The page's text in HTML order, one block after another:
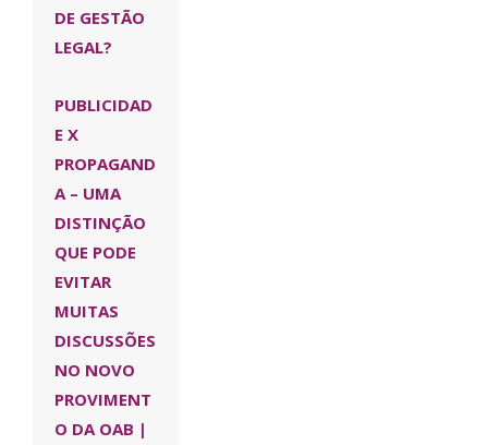
DE GESTÃO
LEGAL?
PUBLICIDAD
E X
PROPAGAND
A – UMA
DISTINÇÃO
QUE PODE
EVITAR
MUITAS
DISCUSSÕES
NO NOVO
PROVIMENT
O DA OAB |